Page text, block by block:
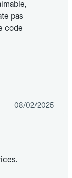
pas
code
08/02/2025